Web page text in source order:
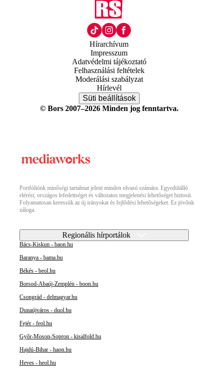
Hírarchívum
Impresszum
Adatvédelmi tájékoztató
Felhasználási feltételek
Moderálási szabályzat
Hírlevél
Süti beállítások
© Bors 2007–2026 Minden jog fenntartva.
Portfóliónk minőségi tartalmat jelent minden olvasó számára. Egyedülálló
elérést, országos lefedettséget és változatos megjelenési lehetőséget biztosít.
Folyamatosan keressük az új irányokat és fejlődési lehetőségeket. Ez jövőnk
záloga.
Regionális hírportálok
Bács-Kiskun - baon.hu
Baranya - bama.hu
Békés - beol.hu
Borsod-Abaúj-Zemplén - boon.hu
Csongrád - delmagyar.hu
Dunaújváros - duol.hu
Fejér - feol.hu
Győr-Moson-Sopron - kisalfold.hu
Hajdú-Bihar - haon.hu
Heves - heol.hu